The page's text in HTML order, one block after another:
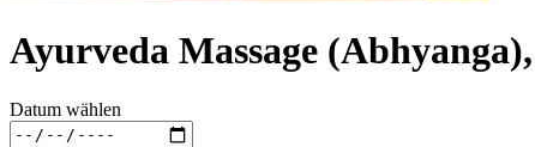
Ayurveda Massage
Datum wählen